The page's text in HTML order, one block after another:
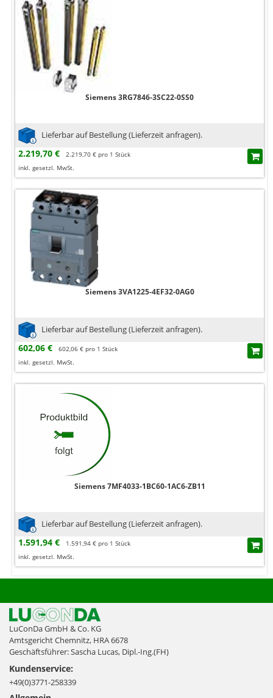
Siemens 3RG7846-3SC22-0SS0
Lieferbar auf Bestellung (Lieferzeit anfragen).
2.219,70 €
2.219,70 € pro 1 Stück
inkl. gesetzl. MwSt.
Siemens 3VA1225-4EF32-0AG0
Lieferbar auf Bestellung (Lieferzeit anfragen).
602,06 €
602,06 € pro 1 Stück
inkl. gesetzl. MwSt.
Siemens 7MF4033-1BC60-1AC6-ZB11
Lieferbar auf Bestellung (Lieferzeit anfragen).
1.591,94 €
1.591,94 € pro 1 Stück
inkl. gesetzl. MwSt.
LuConDa GmbH & Co. KG
Amtsgericht Chemnitz, HRA 6678
Geschäftsführer: Sascha Lucas, Dipl.-Ing.(FH)
Kundenservice:
+49(0)3771-258339